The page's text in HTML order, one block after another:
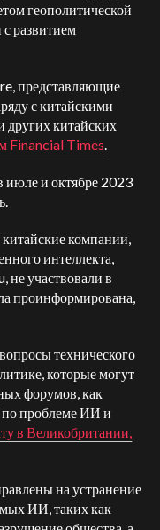
геополитической
развитием
представляющие
с китайскими
других китайских
Financial Times.
июле и октябре 2023
компании,
интеллекта,
не участвовали в
проинформирована,
технического
которые могут
форумов, как
по проблеме ИИ и
в Великобритании,
на устранение
ИИ, таких как